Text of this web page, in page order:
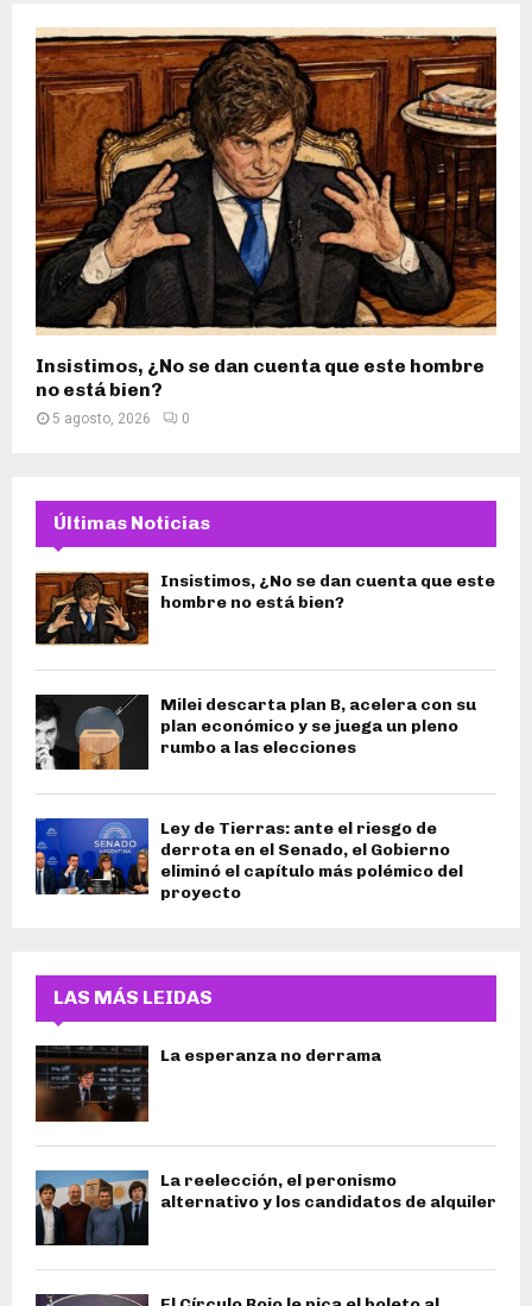
Insistimos, ¿No se dan cuenta que este hombre
no está bien?
5 agosto, 2026 0
Últimas Noticias
Insistimos, ¿No se dan cuenta que este
hombre no está bien?
Milei descarta plan B, acelera con su
plan económico y se juega un pleno
rumbo a las elecciones
Ley de Tierras: ante el riesgo de
derrota en el Senado, el Gobierno
eliminó el capítulo más polémico del
proyecto
LAS MÁS LEIDAS
La esperanza no derrama
La reelección, el peronismo
alternativo y los candidatos de alquiler